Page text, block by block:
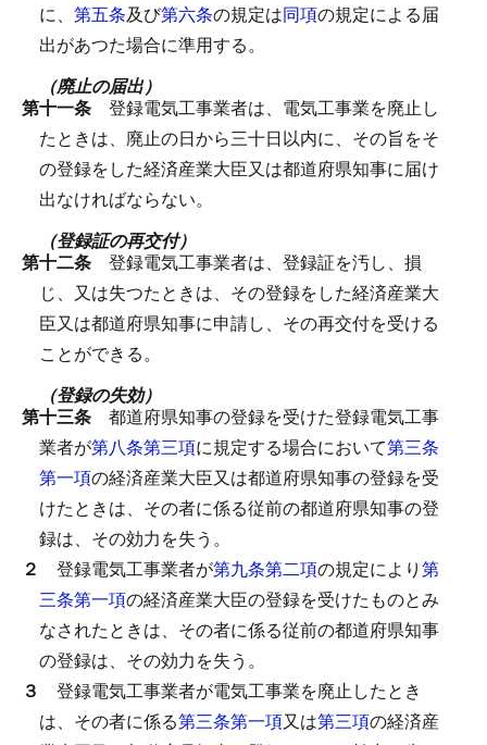
に、 第五条及び第六条の規定は同項の規定による届
出があつた場合に準用する。
（廃止の届出）
第十一条 登録電気工事業者は、電気工事業を廃止し
たときは、廃止の日から三十日以内に、その旨をそ
の登録をした経済産業大臣又は都道府県知事に届け
出なければならない。
（登録証の再交付）
第十二条 登録電気工事業者は、登録証を汚し、損
じ、又は失つたときは、その登録をした経済産業大
臣又は都道府県知事に申請し、その再交付を受ける
ことができる。
（登録の失効）
第十三条 都道府県知事の登録を受けた登録電気工事
業者が第八条第三項に規定する場合において第三条
第一項の経済産業大臣又は都道府県知事の登録を受
けたときは、その者に係る従前の都道府県知事の登
録は、その効力を失う。
２ 登録電気工事業者が第九条第二項の規定により第
三条第一項の経済産業大臣の登録を受けたものとみ
なされたときは、その者に係る従前の都道府県知事
の登録は、その効力を失う。
３ 登録電気工事業者が電気工事業を廃止したとき
は、その者に係る第三条第一項又は第三項の経済産